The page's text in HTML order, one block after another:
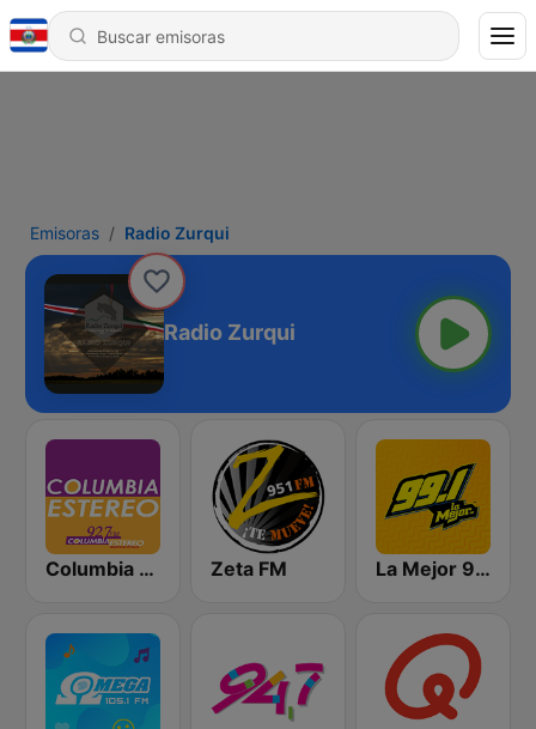
Emisoras Radio Zurqui
Radio Zurqui
Columbia Estereo Zeta FM La Mejor 99.1